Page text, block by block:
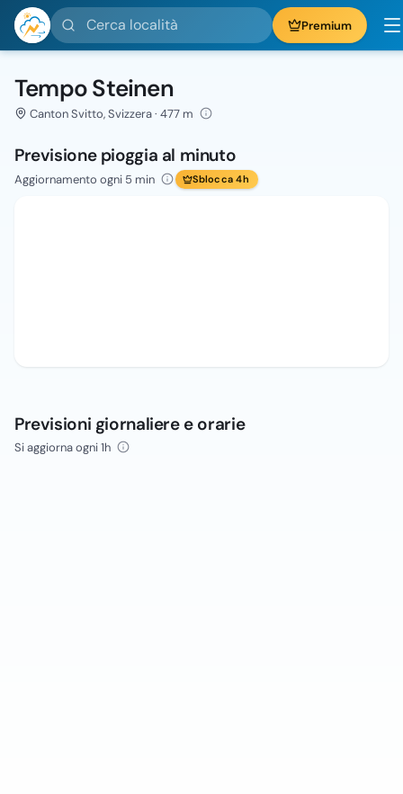
Cerca località Premium
Tempo Steinen
Canton Svitto, Svizzera · 477 m
Previsione pioggia al minuto
Aggiornamento ogni 5 min Sblocca 4h
Previsioni giornaliere e orarie
Si aggiorna ogni 1h